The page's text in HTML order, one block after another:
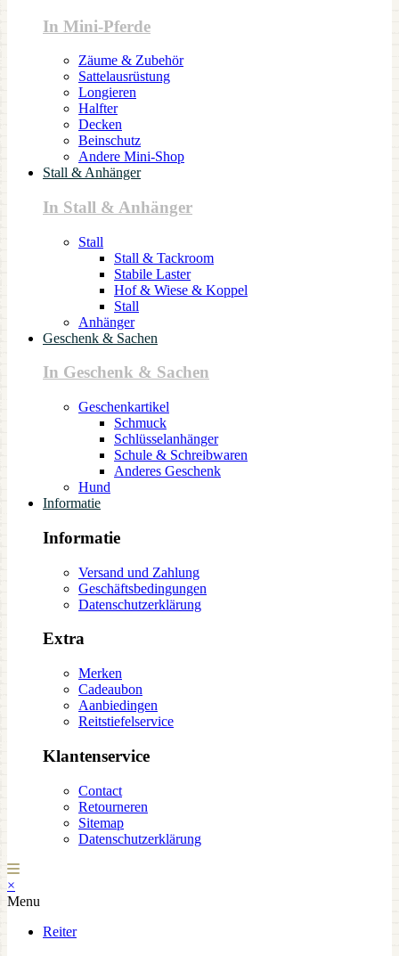
In Mini-Pferde
Zäume & Zubehör
Sattelausrüstung
Longieren
Halfter
Decken
Beinschutz
Andere Mini-Shop
Stall & Anhänger
In Stall & Anhänger
Stall
Stall & Tackroom
Stabile Laster
Hof & Wiese & Koppel
Stall
Anhänger
Geschenk & Sachen
In Geschenk & Sachen
Geschenkartikel
Schmuck
Schlüsselanhänger
Schule & Schreibwaren
Anderes Geschenk
Hund
Informatie
Informatie
Versand und Zahlung
Geschäftsbedingungen
Datenschutzerklärung
Extra
Merken
Cadeaubon
Aanbiedingen
Reitstiefelservice
Klantenservice
Contact
Retourneren
Sitemap
Datenschutzerklärung
×
Menu
Reiter